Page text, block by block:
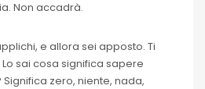
Non accadrà.
e allora sei apposto. Ti
sai cosa significa sapere
zero, niente, nada,